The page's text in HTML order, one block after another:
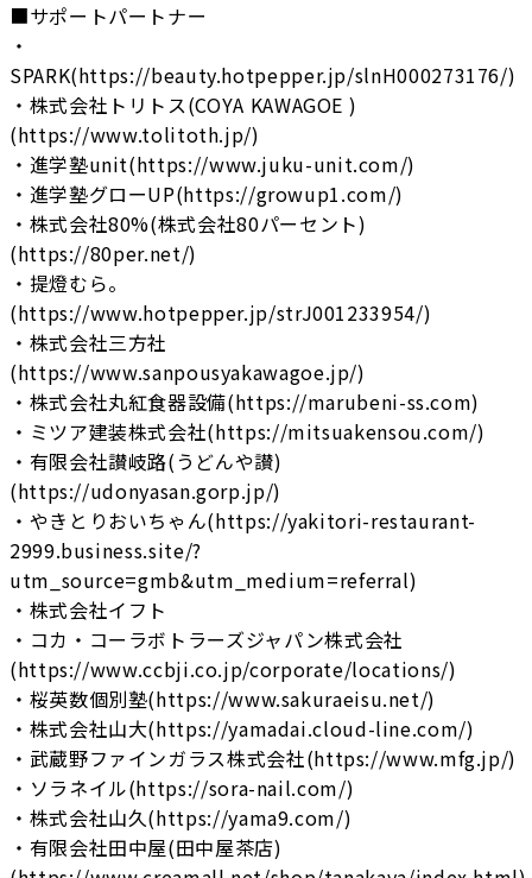
■サポートパートナー
・
SPARK(https://beauty.hotpepper.jp/slnH000273176/)
・株式会社トリトス(COYA KAWAGOE )
(https://www.tolitoth.jp/)
・進学塾unit(https://www.juku-unit.com/)
・進学塾グローUP(https://growup1.com/)
・株式会社80%(株式会社80パーセント)
(https://80per.net/)
・提燈むら。
(https://www.hotpepper.jp/strJ001233954/)
・株式会社三方社
(https://www.sanpousyakawagoe.jp/)
・株式会社丸紅食器設備(https://marubeni-ss.com)
・ミツア建装株式会社(https://mitsuakensou.com/)
・有限会社讃岐路(うどんや讃)
(https://udonyasan.gorp.jp/)
・やきとりおいちゃん(https://yakitori-restaurant-
2999.business.site/?
utm_source=gmb&utm_medium=referral)
・株式会社イフト
・コカ・コーラボトラーズジャパン株式会社
(https://www.ccbji.co.jp/corporate/locations/)
・桜英数個別塾(https://www.sakuraeisu.net/)
・株式会社山大(https://yamadai.cloud-line.com/)
・武蔵野ファインガラス株式会社(https://www.mfg.jp/)
・ソラネイル(https://sora-nail.com/)
・株式会社山久(https://yama9.com/)
・有限会社田中屋(田中屋茶店)